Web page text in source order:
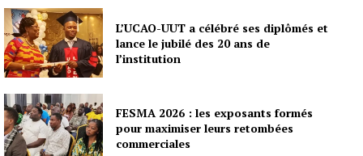
L’UCAO-UUT a célébré ses diplômés et
lance le jubilé des 20 ans de
l’institution
FESMA 2026 : les exposants formés
pour maximiser leurs retombées
commerciales